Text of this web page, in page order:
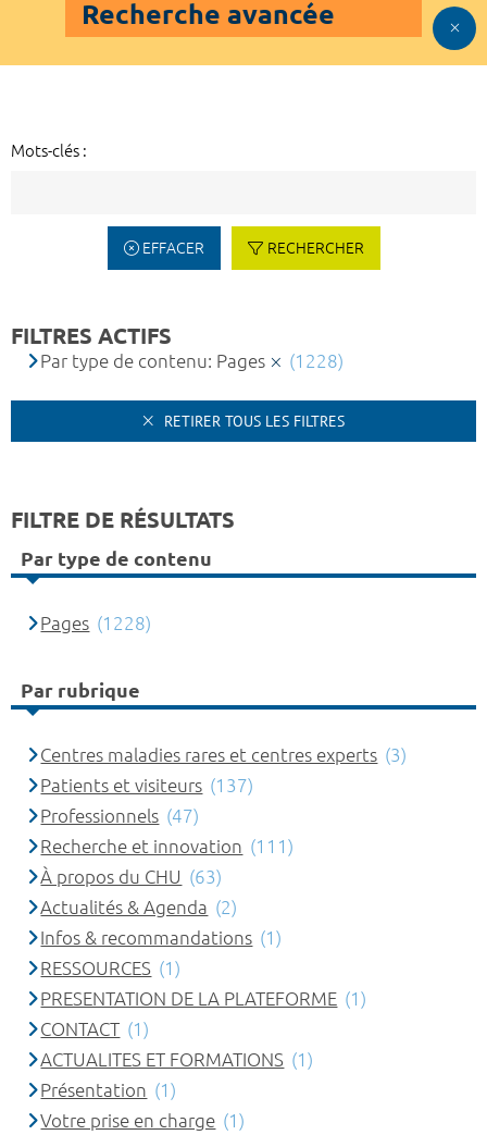
Recherche avancée
Mots-clés :
EFFACER RECHERCHER
FILTRES ACTIFS
Par type de contenu: Pages (1228)
RETIRER TOUS LES FILTRES
FILTRE DE RÉSULTATS
Par type de contenu
Pages (1228)
Par rubrique
Centres maladies rares et centres experts (3)
Patients et visiteurs (137)
Professionnels (47)
Recherche et innovation (111)
À propos du CHU (63)
Actualités & Agenda (2)
Infos & recommandations (1)
RESSOURCES (1)
PRESENTATION DE LA PLATEFORME (1)
CONTACT (1)
ACTUALITES ET FORMATIONS (1)
Présentation (1)
Votre prise en charge (1)